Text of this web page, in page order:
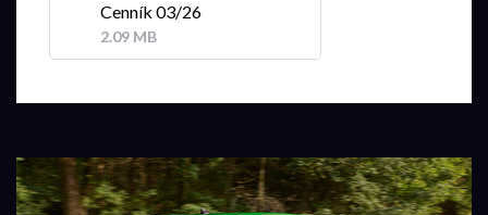
Cenník 03/26
2.09 MB